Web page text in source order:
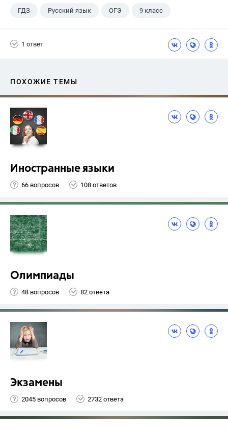
ГДЗ Русский язык ОГЭ 9 класс
1 ответ
ПОХОЖИЕ ТЕМЫ
Иностранные языки
66 вопросов 108 ответов
Олимпиады
48 вопросов 82 ответа
Экзамены
2045 вопросов 2732 ответа